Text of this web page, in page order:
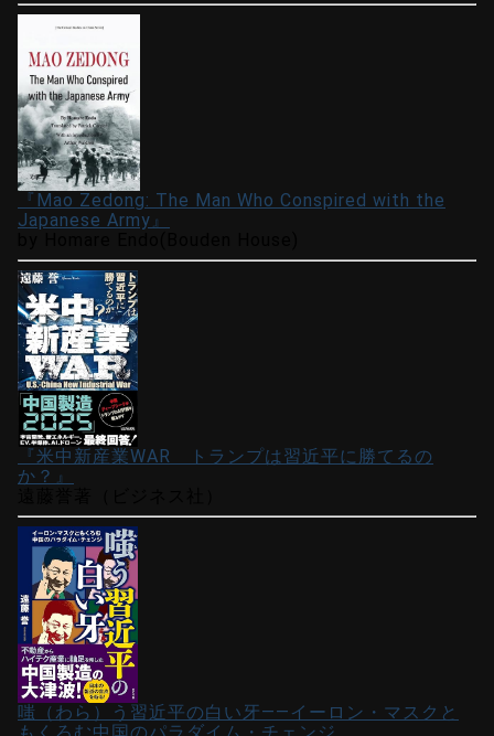
『Mao Zedong: The Man Who Conspired with the
Japanese Army』
『米中新産業WAR トランプは習近平に勝てるの
か？』
嗤（わら）う習近平の白い牙――イーロン・マスクと